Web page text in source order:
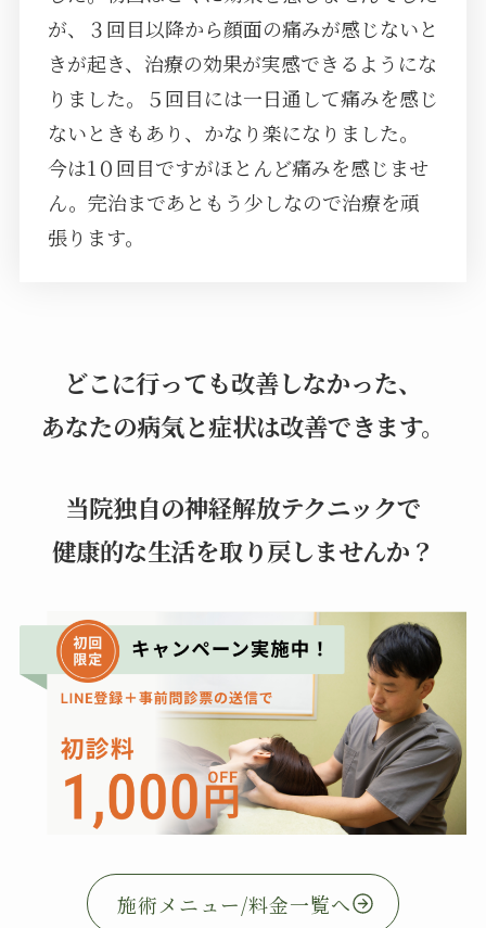
が、３回目以降から顔面の痛みが感じないと
きが起き、治療の効果が実感できるようにな
りました。５回目には一日通して痛みを感じ
ないときもあり、かなり楽になりました。
今は1０回目ですがほとんど痛みを感じませ
ん。完治まであともう少しなので治療を頑
張ります。
どこに行っても改善しなかった、
あなたの病気と症状は改善できます。
当院独自の神経解放テクニックで
健康的な生活を取り戻しませんか？
施術メニュー/料金一覧へ